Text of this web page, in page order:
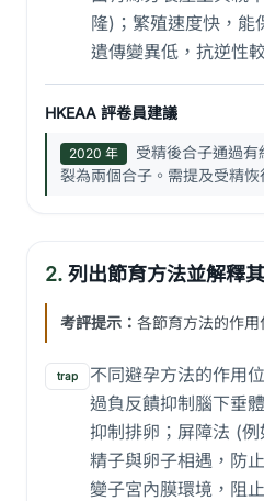
隆)；繁殖速度快，能
遺傳變異低，抗逆性
HKEAA 評卷員建議
2020 年
受精後合子通過
裂為兩個合子。需提及受精恢
2. 列出節育方法並解釋
考評提示： 各節育方法的作用
trap
不同避孕方法的作用
過負反饋抑制腦下垂
抑制排卵；屏障法 (
精子與卵子相遇，防
變子宮內膜環境，阻